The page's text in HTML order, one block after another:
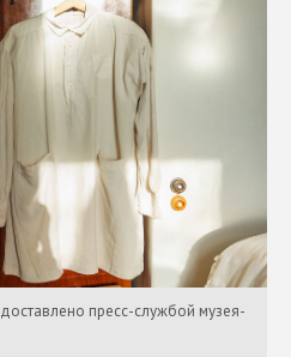
пресс-службой музея-